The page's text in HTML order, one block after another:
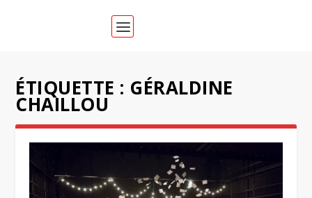
ÉTIQUETTE : GÉRALDINE
CHAILLOU